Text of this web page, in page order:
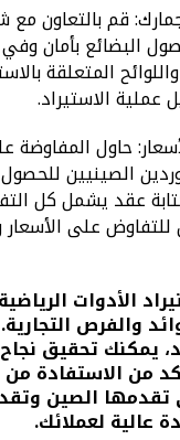
قم بالتعاون
البضائع بأمان
المتعلقة
عملية الاستيراد.
حاول المفاوضة
الصينيين
عقد يشمل كل
على
الأدوات
والفرص
يمكنك تحقيق
من الاستفادة من
تقدمها الصين
عالية لعملائك.